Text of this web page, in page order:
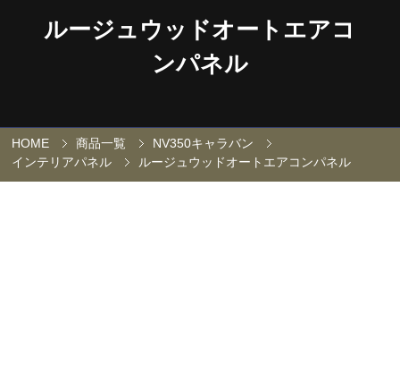
ルージュウッドオートエアコ
ンパネル
HOME 商品一覧
NV350キャラバン
インテリアパネル
ルージュウッドオートエアコンパネル